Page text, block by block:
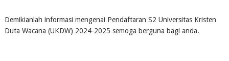
Demikianlah informasi mengenai Pendaftaran S2 Universitas Kristen
Duta Wacana (UKDW) 2024-2025 semoga berguna bagi anda.